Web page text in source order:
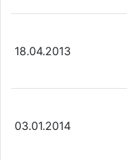
18.04.2013
03.01.2014